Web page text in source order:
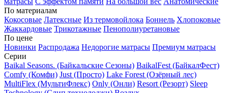
По материалам
Кокосовые Латексные Из термовойлока Боннель Хлопоковые
Жаккардовые Трикотажные Пенополиуретановые
По цене
Новинки Распродажа Недорогие матрасы Премиум матрасы
Серии
Baikal Seasons. (Байкальские Сезоны) BaikalFest (БайкалФест)
Comfy (Комфи) Just (Просто) Lake Forest (Озёрный лес)
MultiFlex (МультиФлекс) Only (Онли) Resort (Резорт) Sleep